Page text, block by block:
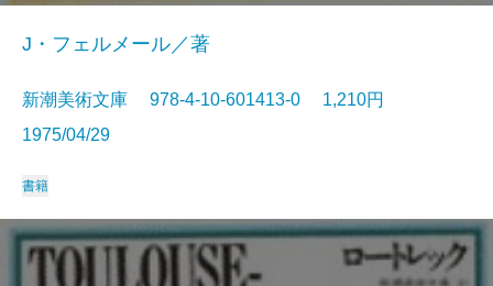
J・フェルメール／著
新潮美術文庫 978-4-10-601413-0 1,210円
1975/04/29
書籍